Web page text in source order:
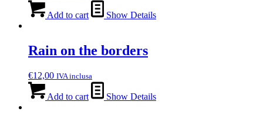
Add to cart Show Details
Rain on the borders
€12,00 IVA inclusa
Add to cart Show Details